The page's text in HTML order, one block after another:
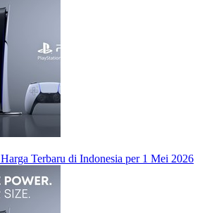
Terbaru di Indonesia per 1 Mei 2026